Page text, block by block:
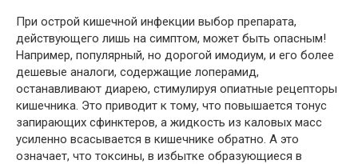
При острой кишечной инфекции выбор препарата,
действующего лишь на симптом, может быть опасным!
Например, популярный, но дорогой имодиум, и его более
дешевые аналоги, содержащие лоперамид,
останавливают диарею, стимулируя опиатные рецепторы
кишечника. Это приводит к тому, что повышается тонус
запирающих сфинктеров, а жидкость из каловых масс
усиленно всасывается в кишечнике обратно. А это
означает, что токсины, в избытке образующиеся в